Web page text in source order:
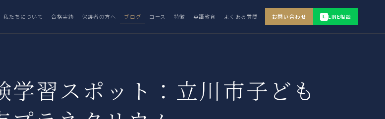
私たちについて 合格実績 保護者の方へ ブログ コース 特徴 英語教育 よくある質問 お問い合わせ L LINE相談
習スポット：立川市子ども